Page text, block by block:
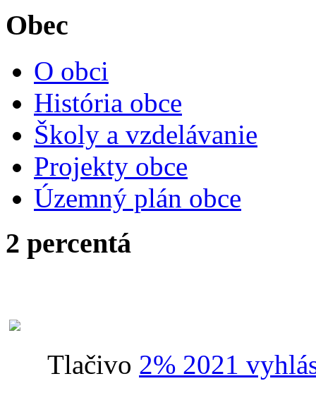
Obec
O obci
História obce
Školy a vzdelávanie
Projekty obce
Územný plán obce
2 percentá
Tlačivo 2% 2021